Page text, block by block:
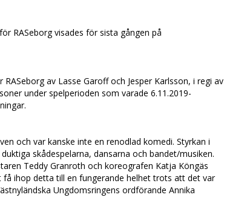
RASeborg visades för sista gången på
av Lasse Garoff och Jesper Karlsson, i regi av
under spelperioden som varade 6.11.2019-
och var kanske inte en renodlad komedi. Styrkan i
skådespelarna, dansarna och bandet/musiken.
Teddy Granroth och koreografen Katja Köngäs
ihop detta till en fungerande helhet trots att det var
Ungdomsringens ordförande Annika